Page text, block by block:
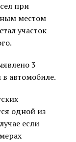
при
местом
участок
3
автомобиле.
одной из
если